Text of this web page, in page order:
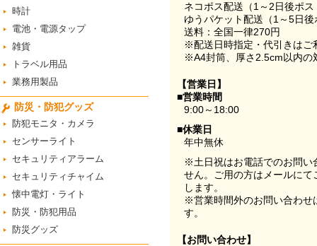
時計
電池・電源タップ
雑貨
トラベル用品
業務用製品
防災・防犯グッズ
防犯モニタ・カメラ
センサーライト
セキュリティアラーム
セキュリティチャイム
懐中電灯・ライト
防災・防犯用品
防災グッズ
ネコポス配送（1～2日後ポ
ゆうパケット配送（1～5日
送料：全国一律270円
※配送日時指定・代引きはご
※A4封筒、厚さ2.5cm以内の
【営業日】
■営業時間
9:00～18:00
■休業日
年中無休
※土日祝はお電話でのお問い
せん。ご用の方はメールに
します。
※営業時間外のお問い合わせ
す。
【お問い合わせ】